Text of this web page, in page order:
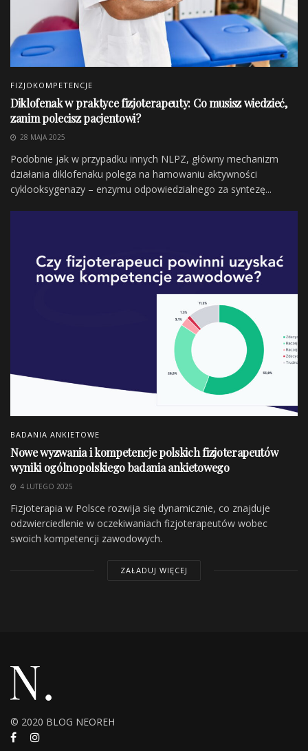
FIZJOKOMPETENCJE
Diklofenak w praktyce fizjoterapeuty: Co musisz wiedzieć,
zanim polecisz pacjentowi?
28 MAJA 2025
Podobnie jak w przypadku innych NLPZ, główny mechanizm
działania diklofenaku polega na hamowaniu aktywności
cyklooksygenazy – enzymu odpowiedzialnego za syntezę...
BADANIA ANKIETOWE
Nowe wyzwania i kompetencje polskich fizjoterapeutów
wyniki ogólnopolskiego badania ankietowego
4 LUTEGO 2025
Fizjoterapia w Polsce rozwija się dynamicznie, co znajduje
odzwierciedlenie w oczekiwaniach fizjoterapeutów wobec
swoich kompetencji zawodowych.
ZAŁADUJ WIĘCEJ
© 2020 BLOG NEOREH